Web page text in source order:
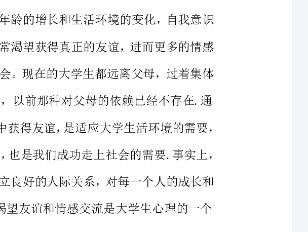
交流经验，在交往过程中学会遵循相互尊重，诚信真挚，言行适度的
原则，就能很快与交往对象接近，使他们觉得我是熟悉他们，理解他
过人际交往活动，并在交往中获得友谊，是适应大学生活环境的需要，
是发展成"独立"的人的需要，也是我们成功走上社会的需要.事实上，
在大学期间，能否与他人建立良好的人际关系，对每一个人的成长和
所以，社交礼仪的基本规范和知识，帮助我掌握交际技巧，积累